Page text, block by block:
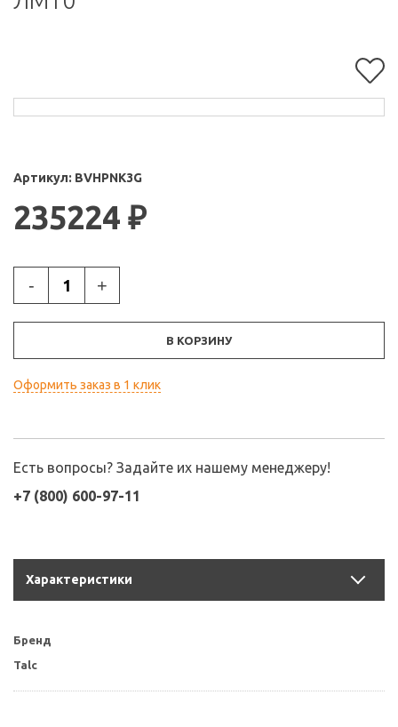
Артикул: BVHPNK3G
235224 ₽
- +
В КОРЗИНУ
Оформить заказ в 1 клик
Есть вопросы? Задайте их нашему менеджеру!
+7 (800) 600-97-11
Характеристики
Бренд
Talc